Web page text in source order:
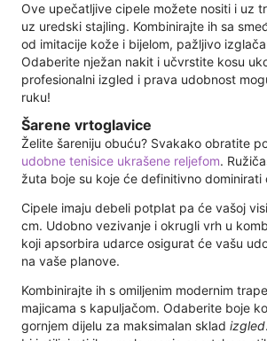
Ove upečatljive cipele možete nositi i uz
uz uredski stajling. Kombinirajte ih sa
od imitacije kože i bijelom, pažljivo
Odaberite nježan nakit i učvrstite kosu
profesionalni izgled i prava udobnost
ruku!
Šarene vrtoglavice
Želite šareniju obuću? Svakako obratite
udobne tenisice ukrašene reljefom.
žuta boje su koje će definitivno dominirati
Cipele imaju debeli potplat pa će vašoj
cm. Udobno vezivanje i okrugli vrh u
koji apsorbira udarce osigurat će vašu
na vaše planove.
Kombinirajte ih s omiljenim modernim
majicama s kapuljačom. Odaberite boje
gornjem dijelu za maksimalan sklad izgled